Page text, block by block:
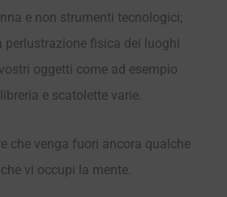
e non strumenti tecnologici;
perlustrazione fisica dei luoghi
oggetti come ad esempio
e scatolette varie.
che venga fuori ancora qualche
vi occupi la mente.